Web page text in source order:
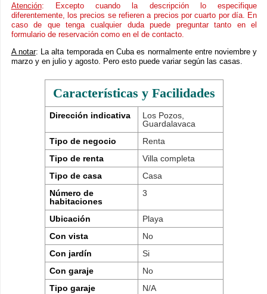
Atención: Excepto cuando la descripción lo especifique
diferentemente, los precios se refieren a precios por cuarto por día. En
caso de que tenga cualquier duda puede preguntar tanto en el
formulario de reservación como en el de contacto.
A notar: La alta temporada en Cuba es normalmente entre noviembre y
marzo y en julio y agosto. Pero esto puede variar según las casas.
Características y Facilidades
Dirección indicativa
Los Pozos,
Guardalavaca
Tipo de negocio
Renta
Tipo de renta
Villa completa
Tipo de casa
Casa
Número de
habitaciones
3
Ubicación
Playa
Con vista
No
Con jardín
Si
Con garaje
No
Tipo garaje
N/A